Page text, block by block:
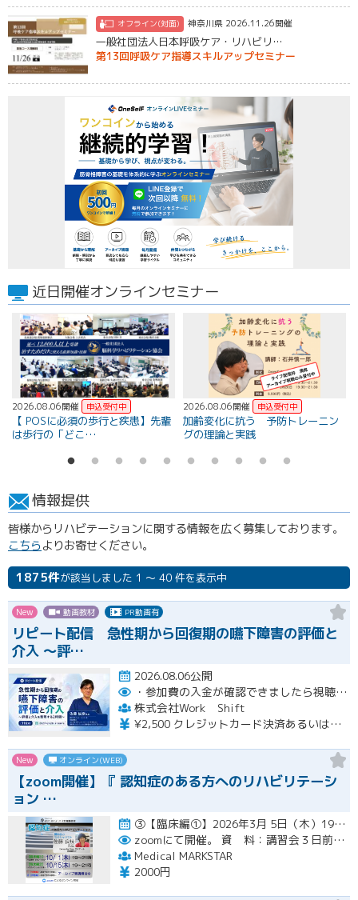
オフライン(対面) 神奈川県 2026.11.26開催
一般社団法人日本呼吸ケア・リハビリ…
第13回呼吸ケア指導スキルアップセミナー
近日開催オンラインセミナー
2026.08.06開催
【 POSに必須の歩行と疾患】先輩
は歩行の「どこ…
2026.08.06開催
加齢変化に抗う 予防トレーニン
グの理論と実践
情報提供
皆様からリハビテーションに関する情報を広く募集しております。
こちらよりお寄せください。
1875件が該当しました 1 ～ 40 件を表示中
New 動画教材 PR動画有
リピート配信 急性期から回復期の嚥下障害の評価と
介入 〜評…
2026.08.06公開
・参加費の入金が確認できましたら視聴用URLとパスワードおよび資料をお申込みいただきましたメールアドレスに送付します。
株式会社Work Shift
¥2,500 クレジットカード決済あるいは銀行振込となります。
New オンライン(WEB)
【zoom開催】『 認知症のある方へのリハビリテーシ
ョン …
③【臨床編①】2026年3月 5日（木）19:00〜21:00（アーカイブ配信１ヶ月間） ④【臨床編②】2026年…開催
zoomにて開催。
資 料：講習会３日前までに、PDFデータまたはGoogleドライブにてお送りいたします。
Medical MARKSTAR
2000円